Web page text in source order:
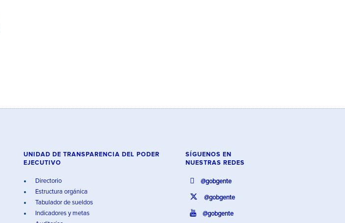
UNIDAD DE TRANSPARENCIA DEL PODER
EJECUTIVO
Directorio
Estructura orgánica
Tabulador de sueldos
Indicadores y metas
SÍGUENOS EN
NUESTRAS REDES
@gobgente
@gobgente
@gobgente